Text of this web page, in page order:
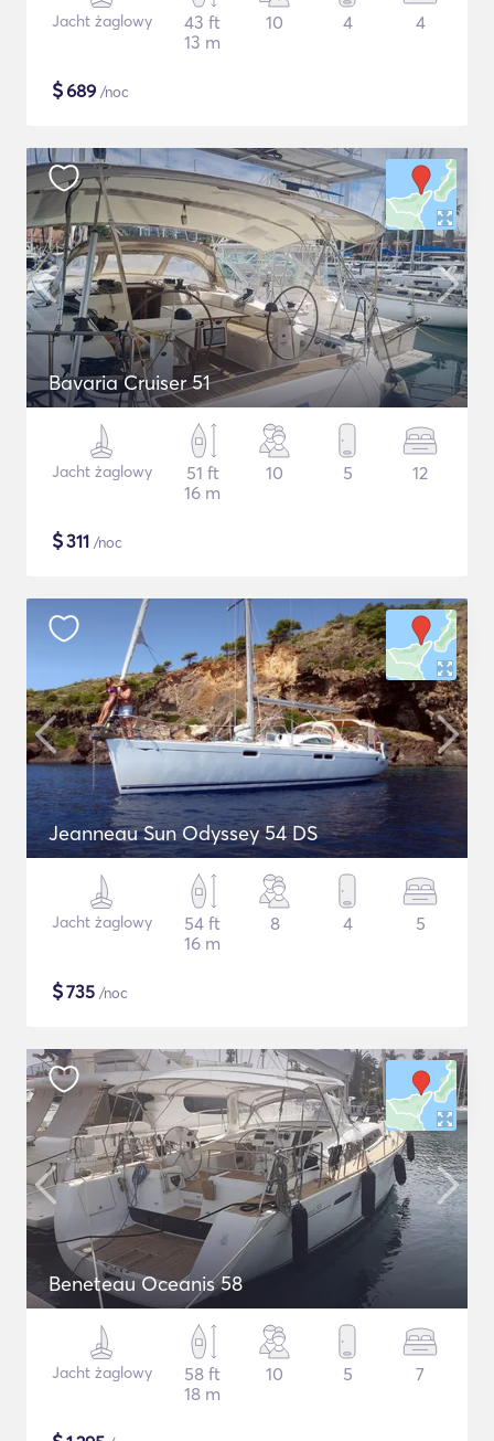
Jacht żaglowy
43 ft
13 m
10 4 4
$689 /noc
Bavaria Cruiser 51
Jacht żaglowy
51 ft
16 m
10 5 12
$311 /noc
Jeanneau Sun Odyssey 54 DS
Jacht żaglowy
54 ft
16 m
8 4 5
$735 /noc
Beneteau Oceanis 58
Jacht żaglowy
58 ft
18 m
10 5 7